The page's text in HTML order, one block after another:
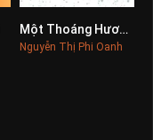
0
Một Thoáng Hương Xưa
Nguyễn Thị Phi Oanh